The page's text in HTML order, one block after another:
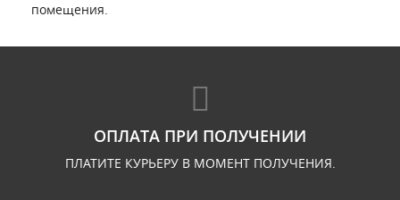
помещения.
ОПЛАТА ПРИ ПОЛУЧЕНИИ
ПЛАТИТЕ КУРЬЕРУ В МОМЕНТ ПОЛУЧЕНИЯ.